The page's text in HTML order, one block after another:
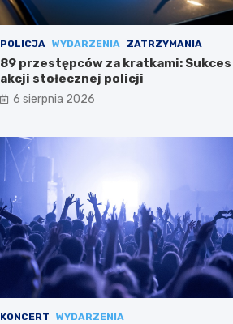
POLICJA WYDARZENIA ZATRZYMANIA
89 przestępców za kratkami: Sukces
akcji stołecznej policji
6 sierpnia 2026
KONCERT WYDARZENIA